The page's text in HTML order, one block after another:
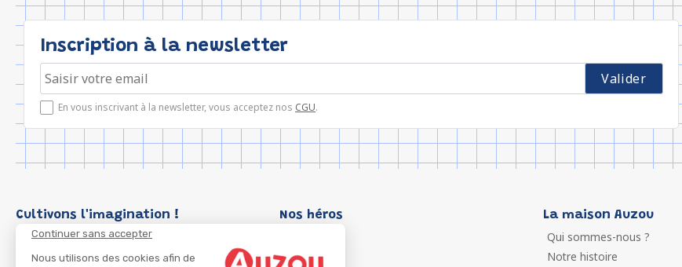
Continuer sans accepter
Nous utilisons des cookies afin de
Inscription à la newsletter
En vous inscrivant à la newsletter, vous acceptez nos CGU.
Cultivons l'imagination ! Nos héros
P'tit Loup
La maison Auzou
Qui sommes-nous ?
Notre histoire